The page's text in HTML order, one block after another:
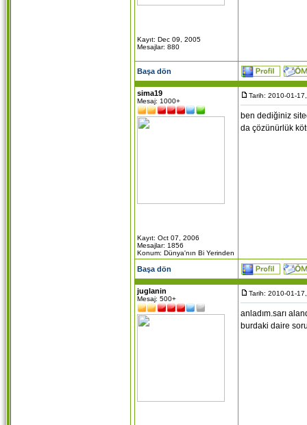
Kayıt: Dec 09, 2005
Mesajlar: 880
Başa dön
sima19
Mesaj: 1000+
Kayıt: Oct 07, 2006
Mesajlar: 1856
Konum: Dünya'nın Bi Yerinden
Tarih: 2010-01-
ben dediğiniz
da çözünürlük
Başa dön
juglanin
Mesaj: 500+
Tarih: 2010-01-
anladım.sarı
burdaki daire